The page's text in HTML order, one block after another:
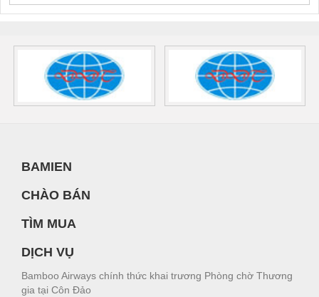
BAMIEN
CHÀO BÁN
TÌM MUA
DỊCH VỤ
Bamboo Airways chính thức khai trương Phòng chờ Thương
gia tại Côn Đảo